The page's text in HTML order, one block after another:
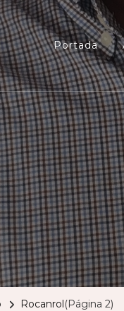
Portada
Rocanrol(Página 2)